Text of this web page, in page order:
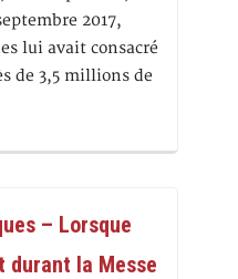
2017,
lui avait consacré
de 3,5 millions de
– Lorsque
durant la Messe